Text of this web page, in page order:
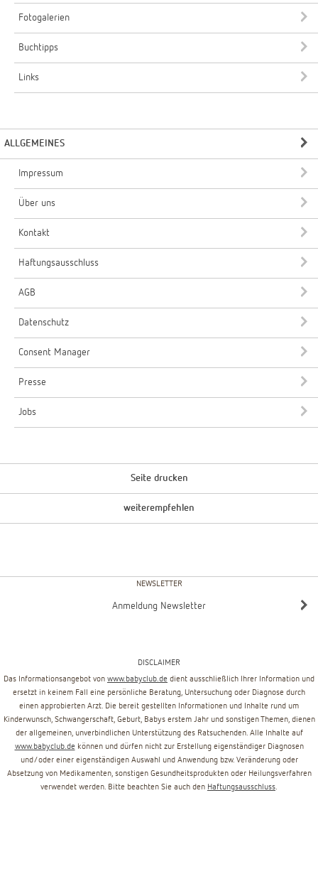
Fotogalerien
Buchtipps
Links
ALLGEMEINES
Impressum
Über uns
Kontakt
Haftungsausschluss
AGB
Datenschutz
Consent Manager
Presse
Jobs
Seite drucken
weiterempfehlen
NEWSLETTER
Anmeldung Newsletter
DISCLAIMER
Das Informationsangebot von www.babyclub.de dient ausschließlich Ihrer Information und
ersetzt in keinem Fall eine persönliche Beratung, Untersuchung oder Diagnose durch
einen approbierten Arzt. Die bereit gestellten Informationen und Inhalte rund um
Kinderwunsch, Schwangerschaft, Geburt, Babys erstem Jahr und sonstigen Themen, dienen
der allgemeinen, unverbindlichen Unterstützung des Ratsuchenden. Alle Inhalte auf
www.babyclub.de können und dürfen nicht zur Erstellung eigenständiger Diagnosen
und/oder einer eigenständigen Auswahl und Anwendung bzw. Veränderung oder
Absetzung von Medikamenten, sonstigen Gesundheitsprodukten oder Heilungsverfahren
verwendet werden. Bitte beachten Sie auch den Haftungsausschluss.